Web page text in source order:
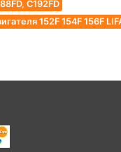
C192FD
152F 154F 156F